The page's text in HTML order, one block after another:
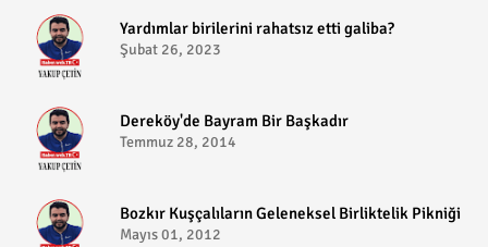
​Yardımlar birilerini rahatsız etti galiba?
Şubat 26, 2023
Dereköy'de Bayram Bir Başkadır
Temmuz 28, 2014
Bozkır Kuşçalıların Geleneksel Birliktelik Pikniği
Mayıs 01, 2012